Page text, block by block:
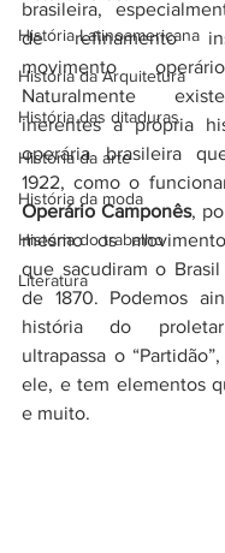
História Latinoamericana
História da Arquitetura
História das ditaduras
História da arte
História da moda
História do trabalho
Literatura
brasileira,
de refinamento
movimento
Naturalmente
inerentes a própria
operária brasileira
1922, como o
Operário Camponês,
mesmo os
que sacudiram o
de 1870. Podemos
história do
ultrapassa o
ele, e tem elementos
e muito.